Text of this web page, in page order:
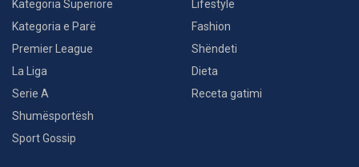
Kategoria Superiore
Kategoria e Parë
Premier League
La Liga
Serie A
Shumësportësh
Sport Gossip
Lifestyle
Fashion
Shëndeti
Dieta
Receta gatimi